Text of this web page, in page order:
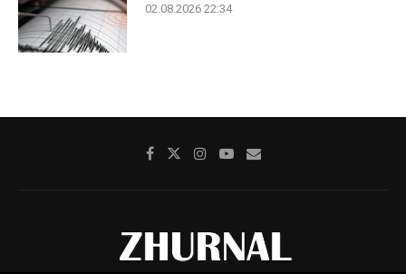
02.08.2026 22:34